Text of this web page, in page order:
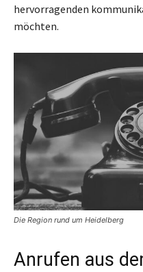
hervorragenden
möchten.
Die Region rund um Heidelberg
Anrufen aus